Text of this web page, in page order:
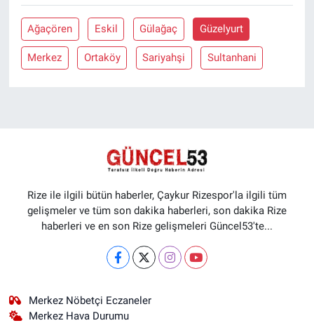
Ağaçören Eskil Gülağaç Güzelyurt
Merkez Ortaköy Sariyahşi Sultanhani
Rize ile ilgili bütün haberler, Çaykur Rizespor'la ilgili tüm
gelişmeler ve tüm son dakika haberleri, son dakika Rize
haberleri ve en son Rize gelişmeleri Güncel53'te...
Merkez Nöbetçi Eczaneler
Merkez Hava Durumu